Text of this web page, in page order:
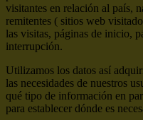
visitantes en relación al país,
remitentes ( sitios web
las visitas, páginas de inicio,
interrupción.
Utilizamos los datos así
las necesidades de nuestros
qué tipo de información en
para establecer dónde es